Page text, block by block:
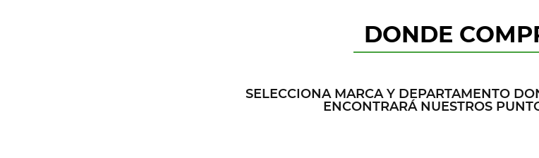
DONDE
SELECCIONA MARCA Y DEPARTAMENTO
ENCONTRARÁ NUESTROS